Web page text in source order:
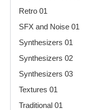
Retro 01
SFX and Noise 01
Synthesizers 01
Synthesizers 02
Synthesizers 03
Textures 01
Traditional 01